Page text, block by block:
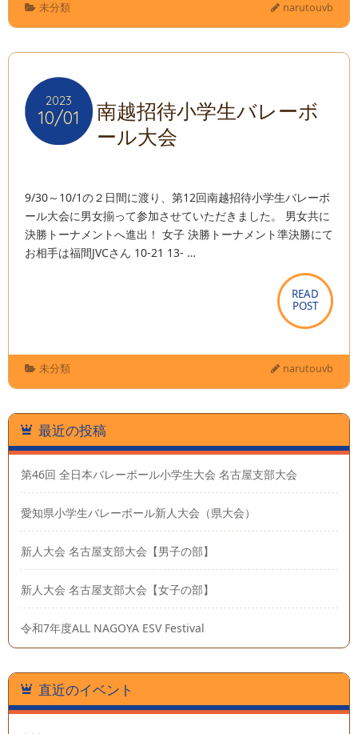
未分類 narutouvb
2023
10/01
2023
10/01
南越招待小学生バレーボ
ール大会
9/30～10/1の２日間に渡り、第12回南越招待小学生バレーボ
ール大会に男女揃って参加させていただきました。 男女共に
決勝トーナメントへ進出！ 女子 決勝トーナメント準決勝にて
お相手は福間JVCさん 10-21 13- …
READ
POST
READ
POST
未分類 narutouvb
最近の投稿
第46回 全日本バレーボール小学生大会 名古屋支部大会
愛知県小学生バレーボール新人大会（県大会）
新人大会 名古屋支部大会【男子の部】
新人大会 名古屋支部大会【女子の部】
令和7年度ALL NAGOYA ESV Festival
直近のイベント